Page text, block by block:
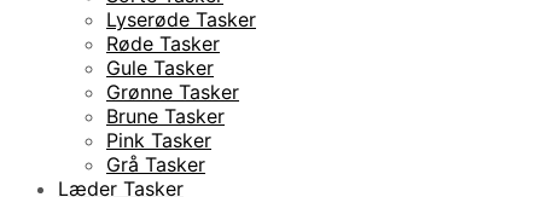
Lyserøde Tasker
Røde Tasker
Gule Tasker
Grønne Tasker
Brune Tasker
Pink Tasker
Grå Tasker
Læder Tasker